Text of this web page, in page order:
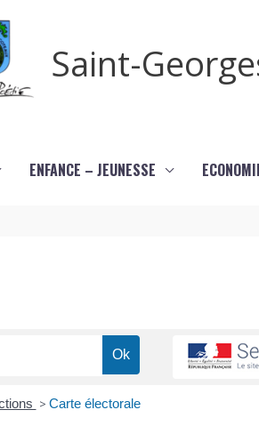
Saint-
ENFANCE – JEUNESSE
> Carte électorale